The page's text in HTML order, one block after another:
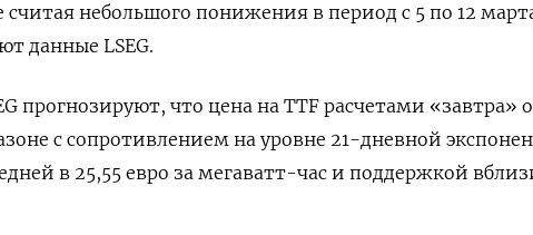
небольшого понижения в период с 5 по 12
данные LSEG.
прогнозируют, что цена на TTF расчетами «завтра»
с сопротивлением на уровне 21-дневной
в 25,55 евро за мегаватт-час и поддержкой